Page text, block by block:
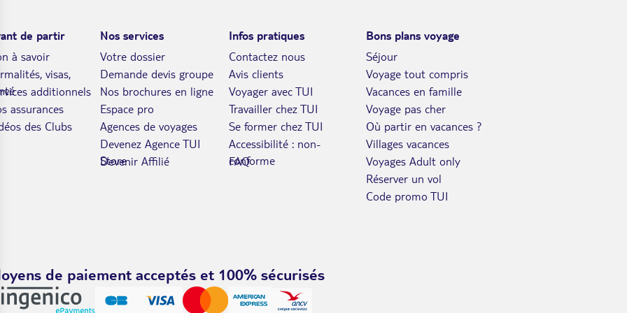
de partir
à savoir
visas,
additionnels
assurances
des Clubs
Nos services
Votre dossier
Demande devis groupe
Nos brochures en ligne
Espace pro
Agences de voyages
Devenez Agence TUI
Store
Devenir Affilié
Infos pratiques
Contactez nous
Avis clients
Voyager avec TUI
Travailler chez TUI
Se former chez TUI
Accessibilité : non-
conforme
FAQ
Bons plans voyage
Séjour
Voyage tout compris
Vacances en famille
Voyage pas cher
Où partir en vacances ?
Villages vacances
Voyages Adult only
Réserver un vol
Code promo TUI
de paiement acceptés et 100% sécurisés